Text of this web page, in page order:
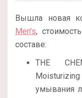
Вышла новая
Men’s,
составе:
THE
умывания